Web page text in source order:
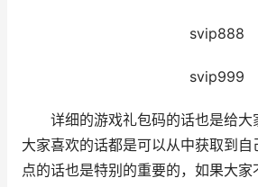
svip888
svip999
详细的游戏礼包码的话也是给大
大家喜欢的话都是可以从中获取到
点的话也是特别的重要的，如果大